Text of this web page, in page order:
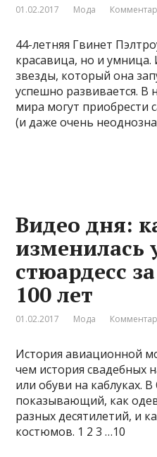
01.02.2017 Мода
44-летняя Гвинет
красавица, но и
звезды, который она
успешно развивается. В
мира могут приобрести
(и даже очень
Видео дня:
изменилась
стюардесс
100 лет
01.02.2017 Мода
История авиационной
чем история свадебных
или обуви на каблуках.
показывающий, как
разных десятилетий, и
костюмов. 1 2 3 …10